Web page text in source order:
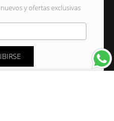
y ofertas exclusivas